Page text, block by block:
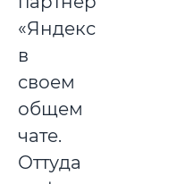
«Яндекса»
в
своем
общем
чате.
Оттуда